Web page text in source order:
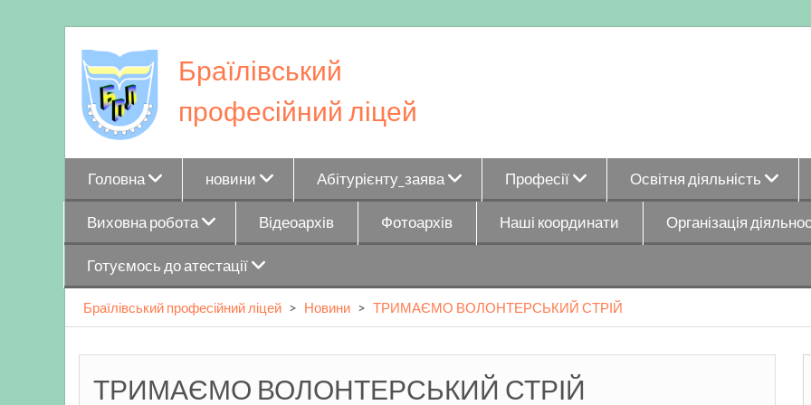
to
content
Браїлівський
професійний ліцей
Головна новини Абітурієнту_заява Професії Освітня діяльність
Виховна робота Відеоархів Фотоархів Наші координати Організація
Готуємось до атестації
Браїлівський професійний ліцей > Новини > ТРИМАЄМО ВОЛОНТЕРСЬКИЙ СТРІЙ
ТРИМАЄМО ВОЛОНТЕРСЬКИЙ СТРІЙ